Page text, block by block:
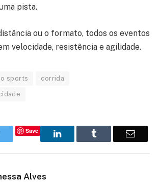
pista.
ou o formato, todos os eventos
velocidade, resistência e agilidade.
sports corrida
TwitterSave LinkedIn Tumblr Email
Alves